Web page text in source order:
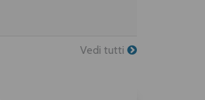
Vedi tutti